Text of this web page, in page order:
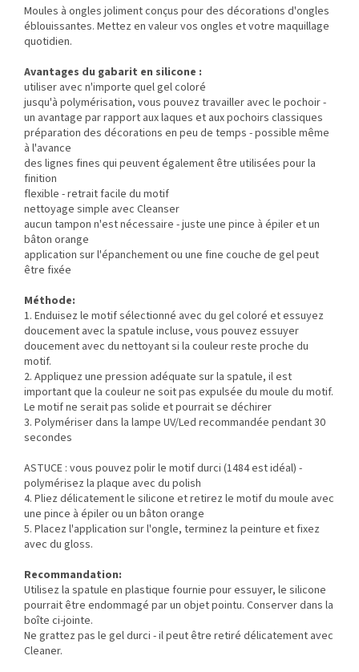
Moules à ongles joliment conçus pour des décorations d'ongles
éblouissantes. Mettez en valeur vos ongles et votre maquillage
quotidien.
Avantages du gabarit en silicone :
utiliser avec n'importe quel gel coloré
jusqu'à polymérisation, vous pouvez travailler avec le pochoir -
un avantage par rapport aux laques et aux pochoirs classiques
préparation des décorations en peu de temps - possible même
à l'avance
des lignes fines qui peuvent également être utilisées pour la
finition
flexible - retrait facile du motif
nettoyage simple avec Cleanser
aucun tampon n'est nécessaire - juste une pince à épiler et un
bâton orange
application sur l'épanchement ou une fine couche de gel peut
être fixée
Méthode:
1. Enduisez le motif sélectionné avec du gel coloré et essuyez
doucement avec la spatule incluse, vous pouvez essuyer
doucement avec du nettoyant si la couleur reste proche du
motif.
2. Appliquez une pression adéquate sur la spatule, il est
important que la couleur ne soit pas expulsée du moule du motif.
Le motif ne serait pas solide et pourrait se déchirer
3. Polymériser dans la lampe UV/Led recommandée pendant 30
secondes
ASTUCE : vous pouvez polir le motif durci (1484 est idéal) -
polymérisez la plaque avec du polish
4. Pliez délicatement le silicone et retirez le motif du moule avec
une pince à épiler ou un bâton orange
5. Placez l'application sur l'ongle, terminez la peinture et fixez
avec du gloss.
Recommandation:
Utilisez la spatule en plastique fournie pour essuyer, le silicone
pourrait être endommagé par un objet pointu. Conserver dans la
boîte ci-jointe.
Ne grattez pas le gel durci - il peut être retiré délicatement avec
Cleaner.